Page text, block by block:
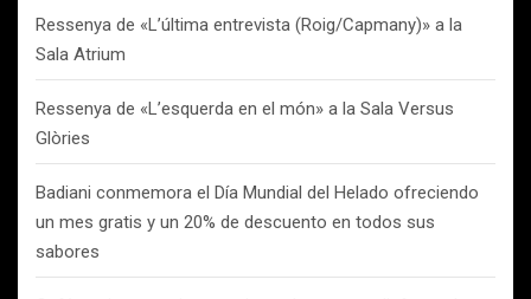
Ressenya de «L’última entrevista (Roig/Capmany)» a la
Sala Atrium
Ressenya de «L’esquerda en el món» a la Sala Versus
Glòries
Badiani conmemora el Día Mundial del Helado ofreciendo
un mes gratis y un 20% de descuento en todos sus
sabores